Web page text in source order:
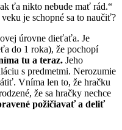
ťa nikto nebude mať rád.“
je schopné sa to naučiť?
úrovne dieťaťa. Je
do 1 roka), že pochopí
tu a teraz. Jeho
s predmetmi. Nerozumie
Vníma len to, že hračku
že sa hračky nechce
požičiavať a deliť